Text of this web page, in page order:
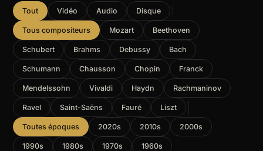
Tout Vidéo Audio Disque
Tous compositeurs Mozart Beethoven
Schubert Brahms Debussy Bach
Schumann Chausson Chopin Franck
Mendelssohn Vivaldi Haydn Rachmaninov
Ravel Saint-Saëns Fauré Liszt
Toutes époques 2020s 2010s 2000s
1990s 1980s 1970s 1960s